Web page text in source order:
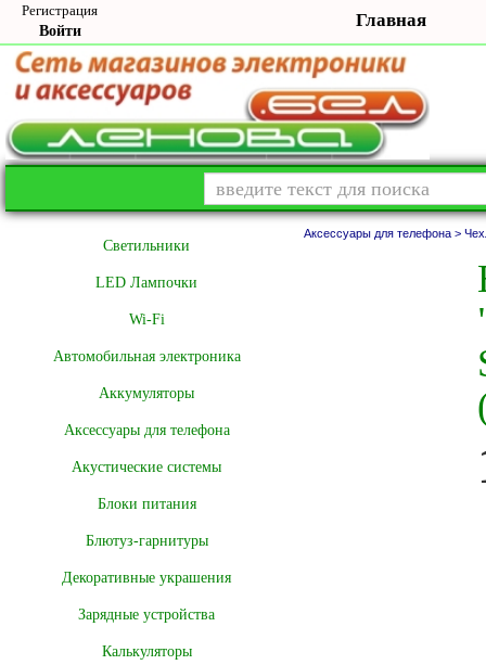
Регистрация
Войти
Главная
Cветильники
LED Лампочки
Wi-Fi
Автомобильная электроника
Аккумуляторы
Аксессуары для телефона
Акустические системы
Блоки питания
Блютуз-гарнитуры
Декоративные украшения
Зарядные устройства
Калькуляторы
Аксессуары для телефона >